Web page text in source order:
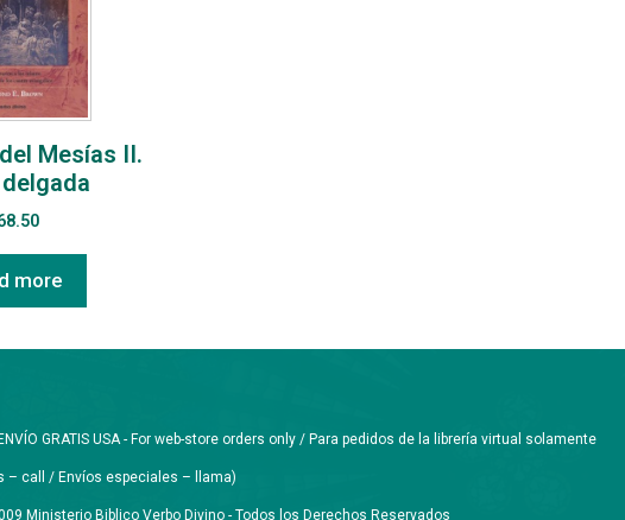
Mesías II.
more
ENVÍO GRATIS USA - For web-store orders only / Para pedidos de la librería virtual solamente
– call / Envíos especiales – llama)
Ministerio Biblico Verbo Divino - Todos los Derechos Reservados